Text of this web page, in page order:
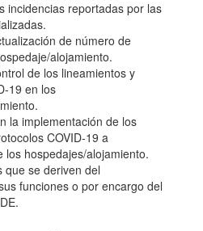
incidencias reportadas por las
de número de
alojamiento.
de los lineamientos y
19 en los
la implementación de los
COVID-19 a
los hospedajes/alojamiento.
que se deriven del
funciones o por encargo del